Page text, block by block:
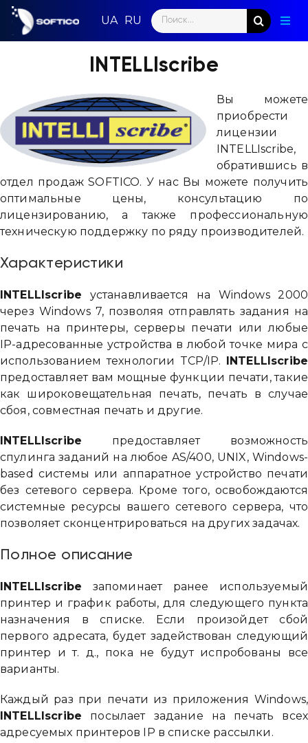
Skip
content
Search
for:
INTELLIscribe
Вы можете
приобрести
лицензии
INTELLIscribe,
обратившись в
отдел продаж SOFTICO. У нас Вы можете получить
оптимальные цены, консультацию по
лицензированию, а также профессиональную
техническую поддержку по ряду производителей.
Характеристики
INTELLIscribe устанавливается на Windows 2000
через Windows 7, позволяя отправлять задания на
печать на принтеры, серверы печати или любые
IP-адресованные устройства в любой точке мира с
использованием технологии TCP/IP.
INTELLIscribe
предоставляет вам мощные функции печати, такие
как широковещательная печать, печать в случае
сбоя, совместная печать и другие.
INTELLIscribe предоставляет возможность
спулинга заданий на любое AS/400, UNIX, Windows-
based системы или аппаратное устройство печати
без сетевого сервера. Кроме того, освобождаются
системные ресурсы вашего сетевого сервера, что
позволяет сконцентрироваться на других задачах.
Полное описание
INTELLIscribe запоминает ранее используемый
принтер и график работы, для следующего пункта
назначения в списке. Если произойдет сбой
первого адресата, будет задействован следующий
принтер и т. д., пока не будут испробованы все
варианты.
Каждый раз при печати из приложения Windows,
INTELLIscribe посылает задание на печать всех
адресуемых принтеров IP в списке рассылки.